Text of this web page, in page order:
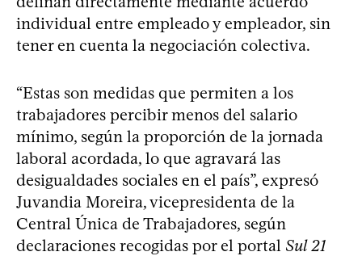
individual entre empleado y empleador, sin
tener en cuenta la negociación colectiva.
“Estas son medidas que permiten a los
trabajadores percibir menos del salario
mínimo, según la proporción de la jornada
laboral acordada, lo que agravará las
desigualdades sociales en el país”, expresó
Juvandia Moreira, vicepresidenta de la
Central Única de Trabajadores, según
declaraciones recogidas por el portal Sul 21